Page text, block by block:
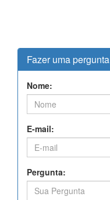
Fazer uma pergunta
Nome:
E-mail:
Pergunta: